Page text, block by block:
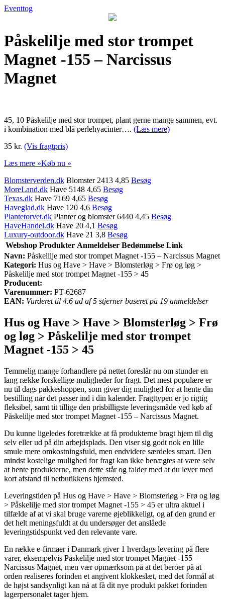
Eventtog
Påskelilje med stor trompet
Magnet -155 – Narcissus
Magnet
45, 10 Påskelilje med stor trompet, plant gerne mange sammen, evt.
i kombination med blå perlehyacinter…. (Læs mere)
35 kr. (Vis fragtpris)
Læs mere »Køb nu »
Blomsterverden.dk Blomster 2413 4,85 Besøg
MoreLand.dk Have 5148 4,65 Besøg
Texas.dk Have 7169 4,65 Besøg
Haveglad.dk Have 120 4,6 Besøg
Plantetorvet.dk Planter og blomster 6440 4,45 Besøg
HaveHandel.dk Have 20 4,1 Besøg
Luxury-outdoor.dk Have 21 3,8 Besøg
Webshop Produkter Anmeldelser Bedømmelse Link
Navn: Påskelilje med stor trompet Magnet -155 – Narcissus Magnet
Kategori: Hus og Have > Have > Blomsterløg > Frø og løg >
Påskelilje med stor trompet Magnet -155 > 45
Producent:
Varenummer: PT-62687
EAN: Vurderet til 4.6 ud af 5 stjerner baseret på 19 anmeldelser
Hus og Have > Have > Blomsterløg > Frø
og løg > Påskelilje med stor trompet
Magnet -155 > 45
Temmelig mange forhandlere på nettet foreslår nu om stunder en
lang række forskellige muligheder for fragt. Det mest populære er
nu til dags pakkeshoppen, som giver dig mulighed for at hente din
bestilling når det passer ind i din kalender. Fragttypen er jo rigtig
fleksibel, samt tit tillige den prisbilligste leveringsmåde ved køb af
Påskelilje med stor trompet Magnet -155 – Narcissus Magnet.
Du kunne ligeledes foretrække at få produkterne bragt hjem til dig
selv eller ud på din arbejdsplads. Den viser sig godt nok en lille
smule mere omkostningsfuld, men endvidere særdeles smart. Den
mindst kostelige mulighed for fragt kan ikke benægtes at være selv
at hente produkterne, men dette står og falder med at du lever med
kort afstand til netbutikkens hjemsted.
Leveringstiden på Hus og Have > Have > Blomsterløg > Frø og løg
> Påskelilje med stor trompet Magnet -155 > 45 er ultra aktuel i
tilfælde af at vi skal bruge varerne øjeblikkeligt, og af den grund er
det helt meningsfuldt at du undersøger det anslåede
leveringstidspunkt ved den relevante vare.
En række e-firmaer i Danmark giver 1 hverdags levering på flere
varer, eksempelvis Påskelilje med stor trompet Magnet -155 –
Narcissus Magnet, men vær opmærksom på at det beroer på at
orden realiseres forinden et angivent klokkeslæt, med det formål at
de højst sandsynligt kan nå at få dit nye produkt pakket forinden
lagerpersonalet tager hjem.